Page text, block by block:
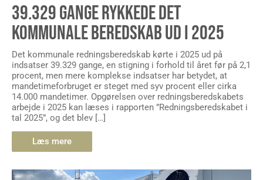
39.329 GANGE RYKKEDE DET
KOMMUNALE BEREDSKAB UD I 2025
Det kommunale redningsberedskab kørte i 2025 ud på
indsatser 39.329 gange, en stigning i forhold til året før på 2,1
procent, men mere komplekse indsatser har betydet, at
mandetimeforbruget er steget med syv procent eller cirka
14.000 mandetimer. Opgørelsen over redningsberedskabets
arbejde i 2025 kan læses i rapporten ”Redningsberedskabet i
tal 2025”, og det blev […]
Læs mere